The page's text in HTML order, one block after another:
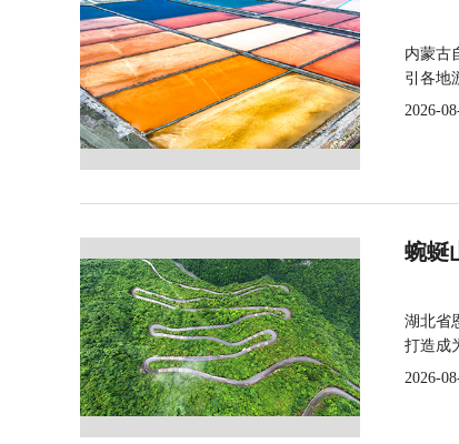
内蒙古
引各地
2026-
蜿蜒
湖北省
打造成
2026-